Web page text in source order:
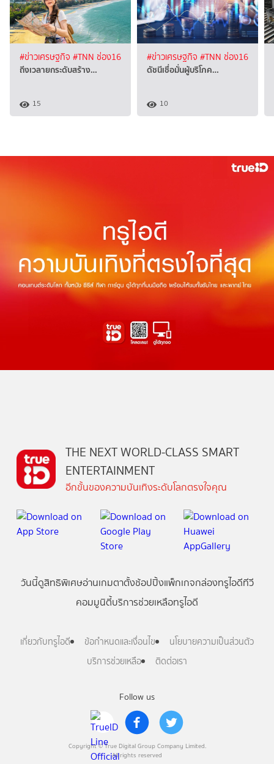
#ข่าวเศรษฐกิจ #TNN ช่อง16
ถีงเวลายกระดับสร้าง…
15
#ข่าวเศรษฐกิจ #TNN ช่อง16
ดัชนีเชื่อมั่นผู้บริโภค…
10
Follow us
Copyright © True Digital Group Company Limited.
All rights reserved
THE NEXT WORLD-CLASS SMART
ENTERTAINMENT
อีกขั้นของความบันเทิงระดับโลกตรงใจคุณ
วันนี้ดูสิทธิพิเศษอ่านเกมตาตั้งช้อปปิ้งแพ็กเกจกล่องทรูไอดีทีวี
คอมมูนิตี้บริการช่วยเหลือทรูไอดี
เกี่ยวกับทรูไอดี ข้อกำหนดและเงื่อนไข
นโยบายความเป็นส่วนตัว
บริการช่วยเหลือ
ติดต่อเรา